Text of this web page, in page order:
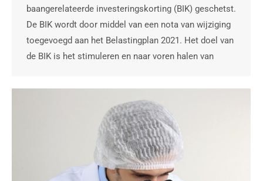
baangerelateerde investeringskorting (BIK) geschetst.
De BIK wordt door middel van een nota van wijziging
toegevoegd aan het Belastingplan 2021. Het doel van
de BIK is het stimuleren en naar voren halen van